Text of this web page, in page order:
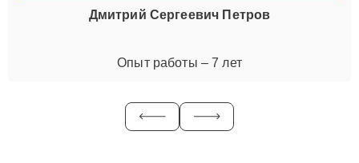
Дмитрий Сергеевич Петров
Опыт работы – 7 лет